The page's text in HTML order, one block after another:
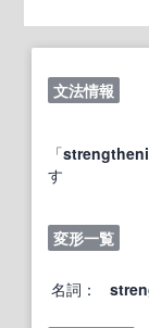
文法情報
「
す
変形一覧
名詞：